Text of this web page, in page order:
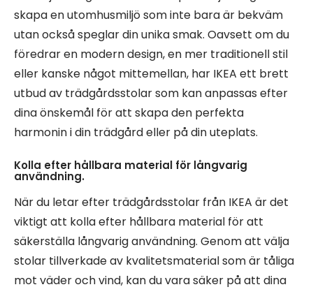
skapa en utomhusmiljö som inte bara är bekväm
utan också speglar din unika smak. Oavsett om du
föredrar en modern design, en mer traditionell stil
eller kanske något mittemellan, har IKEA ett brett
utbud av trädgårdsstolar som kan anpassas efter
dina önskemål för att skapa den perfekta
harmonin i din trädgård eller på din uteplats.
Kolla efter hållbara material för långvarig
användning.
När du letar efter trädgårdsstolar från IKEA är det
viktigt att kolla efter hållbara material för att
säkerställa långvarig användning. Genom att välja
stolar tillverkade av kvalitetsmaterial som är tåliga
mot väder och vind, kan du vara säker på att dina